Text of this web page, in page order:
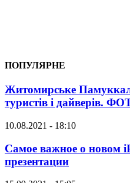
ПОПУЛЯРНЕ
Житомирське
туристів і дайверів.
10.08.2021 - 18:10
Самое важное о новом
презентации